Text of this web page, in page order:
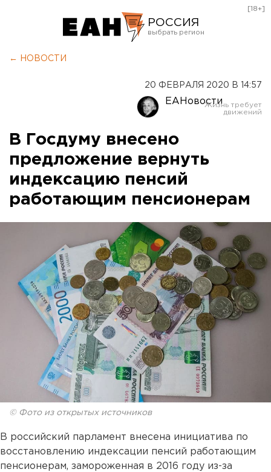
РОССИЯ
Оренбург
[18+]
← НОВОСТИ
20 ФЕВРАЛЯ 2020 В 14:57
ЕАНовости
В Госдуму внесено
предложение вернуть
индексацию пенсий
работающим пенсионерам
© Фото из открытых источников
В российский парламент внесена инициатива по
восстановлению индексации пенсий работающим
пенсионерам, замороженная в 2016 году из-за